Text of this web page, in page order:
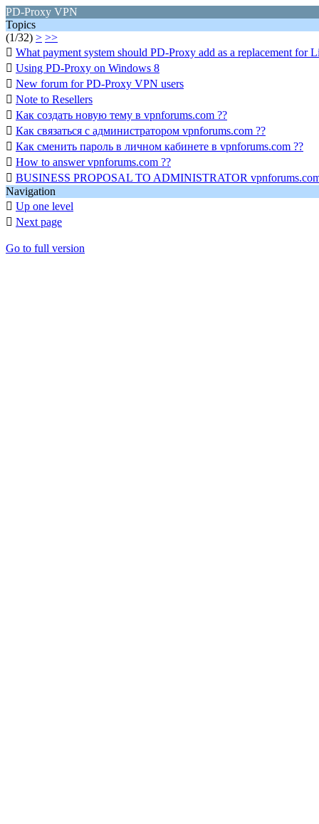
PD-Proxy VPN
Topics
(1/32) > >>
 What payment system should PD-Proxy add as a replacement for
 Using PD-Proxy on Windows 8
 New forum for PD-Proxy VPN users
 Note to Resellers
 Как создать новую тему в vpnforums.com ??
 Как связаться с администратором vpnforums.com ??
 Как сменить пароль в личном кабинете в vpnforums.com ??
 How to answer vpnforums.com ??
 BUSINESS PROPOSAL TO ADMINISTRATOR
Navigation
 Up one level
 Next page
Go to full version